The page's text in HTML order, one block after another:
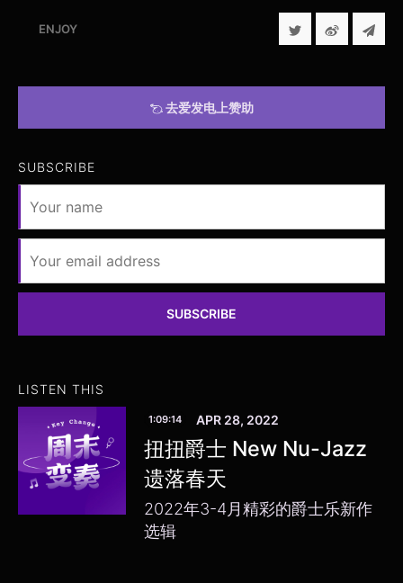
ENJOY
去爱发电上赞助
SUBSCRIBE
SUBSCRIBE
LISTEN THIS
1:09:14 APR 28, 2022
扭扭爵士 New Nu-Jazz
遗落春天
2022年3-4月精彩的爵士乐新作
选辑